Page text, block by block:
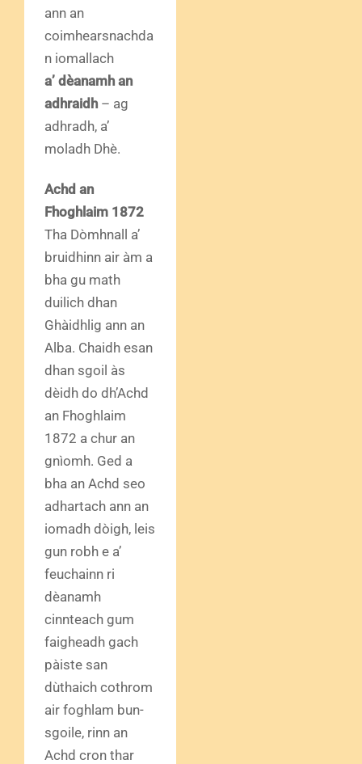
ann an
coimhearsnachda
n iomallach
a’ dèanamh an
adhraidh – ag
adhradh, a’
moladh Dhè.
Achd an
Fhoghlaim 1872
Tha Dòmhnall a’
bruidhinn air àm a
bha gu math
duilich dhan
Ghàidhlig ann an
Alba. Chaidh esan
dhan sgoil às
dèidh do dh’Achd
an Fhoghlaim
1872 a chur an
gnìomh. Ged a
bha an Achd seo
adhartach ann an
iomadh dòigh, leis
gun robh e a’
feuchainn ri
dèanamh
cinnteach gum
faigheadh gach
pàiste san
dùthaich cothrom
air foghlam bun-
sgoile, rinn an
Achd cron thar